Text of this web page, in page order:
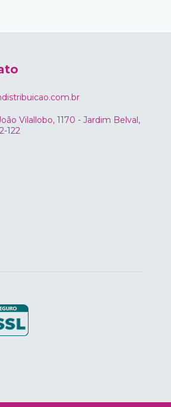
Vilallobo, 1170 - Jardim Belval,
122